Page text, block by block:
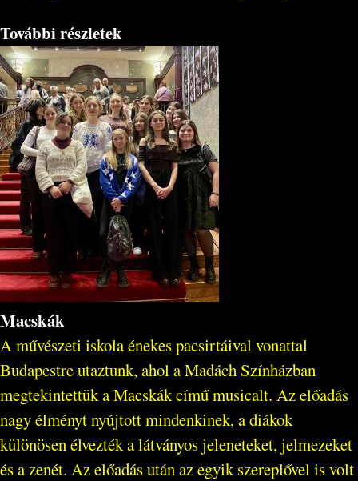
További részletek
Macskák
A művészeti iskola énekes pacsirtáival vonattal
Budapestre utaztunk, ahol a Madách Színházban
megtekintettük a Macskák című musicalt. Az előadás
nagy élményt nyújtott mindenkinek, a diákok
különösen élvezték a látványos jeleneteket, jelmezeket
és a zenét. Az előadás után az egyik szereplővel is volt